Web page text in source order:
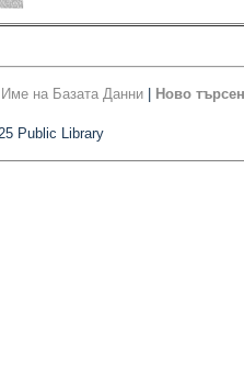
Име на Базата Данни Ново
Public Library